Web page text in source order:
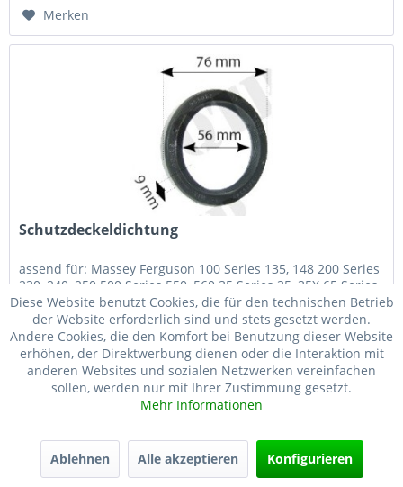
Merken
Schutzdeckeldichtung
assend für: Massey Ferguson 100 Series 135, 148 200 Series
230, 240, 250 500 Series 550, 560 35 Series 35, 35X 65 Series
65 OEM-Referenz: Massey Ferguson 1447689M1, 2414111,
2415343, 2415574, PF53636, 0730111,...
5,59 € *
Merken
Diese Website benutzt Cookies, die für den technischen Betrieb
der Website erforderlich sind und stets gesetzt werden.
Andere Cookies, die den Komfort bei Benutzung dieser Website
erhöhen, der Direktwerbung dienen oder die Interaktion mit
anderen Websites und sozialen Netzwerken vereinfachen
sollen, werden nur mit Ihrer Zustimmung gesetzt.
Mehr Informationen
Ablehnen Alle akzeptieren Konfigurieren